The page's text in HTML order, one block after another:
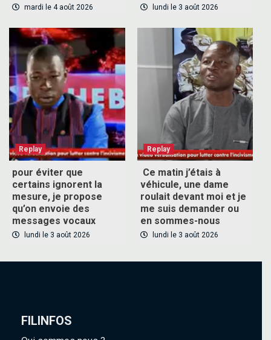
mardi le 4 août 2026 lundi le 3 août 2026
Replay
pour éviter que
certains ignorent la
mesure, je propose
qu’on envoie des
messages vocaux
lundi le 3 août 2026
Replay
Ce matin j’étais à
véhicule, une dame
roulait devant moi et je
me suis demander ou
en sommes-nous
lundi le 3 août 2026
FILINFOS